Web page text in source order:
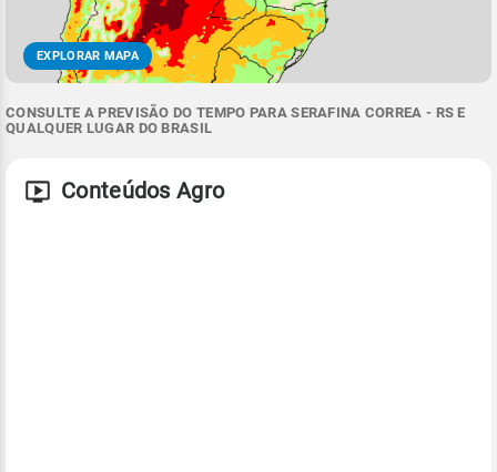
EXPLORAR MAPA
CONSULTE A PREVISÃO DO TEMPO PARA SERAFINA CORREA - RS E
QUALQUER LUGAR DO BRASIL
Conteúdos Agro